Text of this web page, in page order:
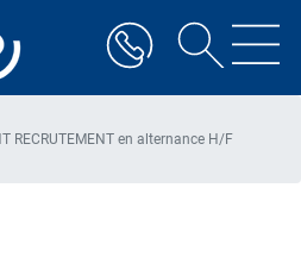
RECRUTEMENT en alternance H/F